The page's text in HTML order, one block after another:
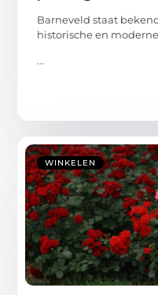
Barneveld staat
historische en
...
WINKELEN